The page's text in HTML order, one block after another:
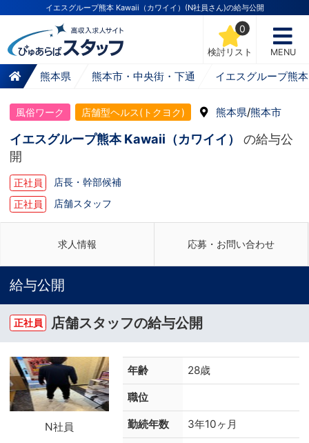
イエスグループ熊本 Kawaii（カワイイ）(N社員さん)の給与公開
検討リスト
0
MENU
熊本県 熊本市・中央街・下通 イエスグループ熊
風俗ワーク 店舗型ヘルス(トクヨク) 熊本県/熊本市
イエスグループ熊本 Kawaii（カワイイ）
の給与公
開
正社員
店長・幹部候補
正社員
店舗スタッフ
求人情報 応募・お問い合わせ
給与公開
正社員 店舗スタッフの給与公開
N社員
年齢 28歳
職位
勤続年数 3年10ヶ月